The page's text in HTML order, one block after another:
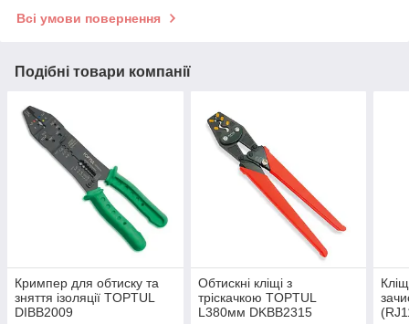
Всі умови повернення
Подібні товари компанії
Кримпер для обтиску та
зняття ізоляції TOPTUL
DIBB2009
Обтискні кліщі з
тріскачкою TOPTUL
L380мм DKBB2315